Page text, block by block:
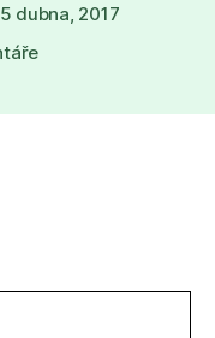
dubna, 2017
u